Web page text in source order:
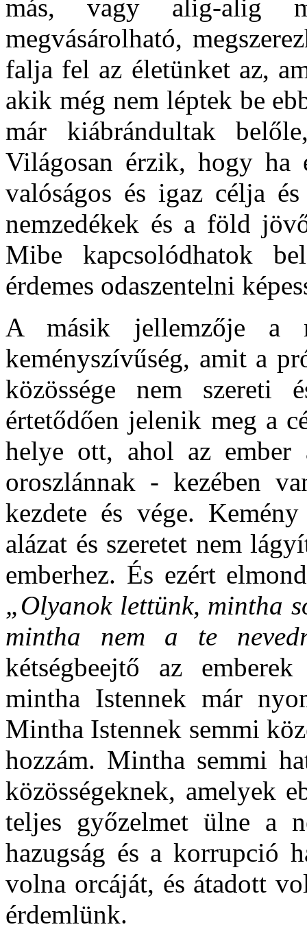
más, vagy alig-alig
megvásárolható,
falja fel az életünket az,
akik még nem léptek be
már kiábrándultak
Világosan érzik, hogy ha
valóságos és igaz célja
nemzedékek és a föld
Mibe kapcsolódhatok
érdemes odaszentelni
A másik jellemzője a
keményszívűség, amit a
közössége nem szereti
értetődően jelenik meg a
helye ott, ahol az
oroszlánnak - kezében
kezdete és vége.
alázat és szeretet nem
emberhez. És ezért
„Olyanok lettünk, mintha
mintha nem a te
kétségbeejtő az
mintha Istennek már
Mintha Istennek semmi
hozzám. Mintha semmi
közösségeknek, amelyek
teljes győzelmet ülne a
hazugság és a korrupció
volna orcáját, és átadott
érdemlünk.